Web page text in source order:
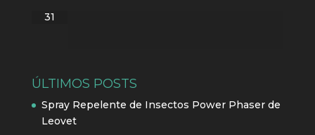
31
ÚLTIMOS POSTS
Spray Repelente de Insectos Power Phaser de
Leovet